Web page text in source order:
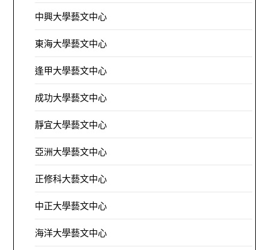
中興大學藝文中心
東海大學藝文中心
逢甲大學藝文中心
成功大學藝文中心
靜宜大學藝文中心
亞洲大學藝文中心
正修科大藝文中心
中正大學藝文中心
海洋大學藝文中心